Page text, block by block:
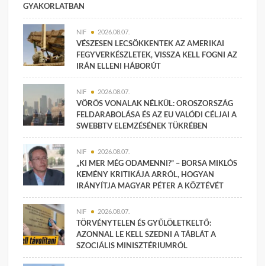
GYAKORLATBAN
NIF 2026.08.07.
VÉSZESEN LECSÖKKENTEK AZ AMERIKAI
FEGYVERKÉSZLETEK, VISSZA KELL FOGNI AZ
IRÁN ELLENI HÁBORÚT
NIF 2026.08.07.
VÖRÖS VONALAK NÉLKÜL: OROSZORSZÁG
FELDARABOLÁSA ÉS AZ EU VALÓDI CÉLJAI A
SWEBBTV ELEMZÉSÉNEK TÜKRÉBEN
NIF 2026.08.07.
„KI MER MÉG ODAMENNI?” – BORSA MIKLÓS
KEMÉNY KRITIKÁJA ARRÓL, HOGYAN
IRÁNYÍTJA MAGYAR PÉTER A KÖZTÉVÉT
NIF 2026.08.07.
TÖRVÉNYTELEN ÉS GYŰLÖLETKELTŐ:
AZONNAL LE KELL SZEDNI A TÁBLÁT A
SZOCIÁLIS MINISZTÉRIUMRÓL